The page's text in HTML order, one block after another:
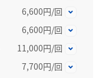
6,600円/回
6,600円/回
11,000円/回
7,700円/回